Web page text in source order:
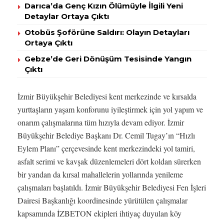
Darıca’da Genç Kızın Ölümüyle İlgili Yeni
Detaylar Ortaya Çıktı
Otobüs Şoförüne Saldırı: Olayın Detayları
Ortaya Çıktı
Gebze’de Geri Dönüşüm Tesisinde Yangın
Çıktı
İzmir Büyükşehir Belediyesi kent merkezinde ve kırsalda
yurttaşların yaşam konforunu iyileştirmek için yol yapım ve
onarım çalışmalarına tüm hızıyla devam ediyor. İzmir
Büyükşehir Belediye Başkanı Dr. Cemil Tugay’ın “Hızlı
Eylem Planı” çerçevesinde kent merkezindeki yol tamiri,
asfalt serimi ve kavşak düzenlemeleri dört koldan sürerken
bir yandan da kırsal mahallelerin yollarında yenileme
çalışmaları başlatıldı. İzmir Büyükşehir Belediyesi Fen İşleri
Dairesi Başkanlığı koordinesinde yürütülen çalışmalar
kapsamında İZBETON ekipleri ihtiyaç duyulan köy